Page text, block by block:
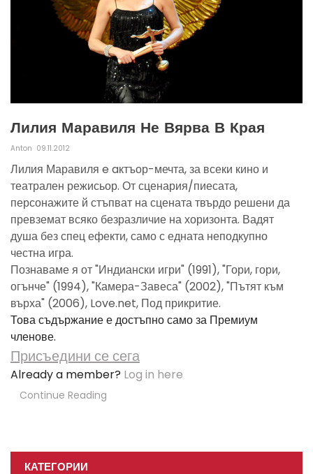
Лилия Маравиля Не Вярва В Края
Anton 09.11.2012
Лилия Маравиля e aктъор-мечта, за всеки кино и
театрален режисьор. От сценария/пиесата,
персонажите й стъпват на сцената твърдо решени да
превземат всяко безразличие на хоризонта. Вадят
душа без спец ефекти, само с едната неподкупно
честна игра.
Познаваме я от "Индиански игри" (1991), "Гори, гори,
огънче" (1994), "Камера-Завеса" (2002), "Пътят към
върха" (2006), Love.net, Под прикритие.
Това съдържание е достъпно само за Премиум
членове.
Присъедини се сега
Already a member? Log in here
Continue Reading
КАТЕГОРИИ